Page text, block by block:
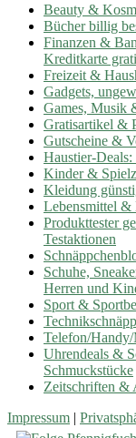
Beauty &
Bücher billig
Finanzen &
Kreditkarte
Freizeit &
Gadgets,
Games, Musik
Gratisartikel &
Gutscheine &
Haustier-
Kinder &
Kleidung
Lebensmittel &
Produkttester
Testaktionen
Schuhe,
Herren und
Sport &
Telefon/
Uhrendeals &
Schmuckstücke
Zeitschriften &
Impressum |